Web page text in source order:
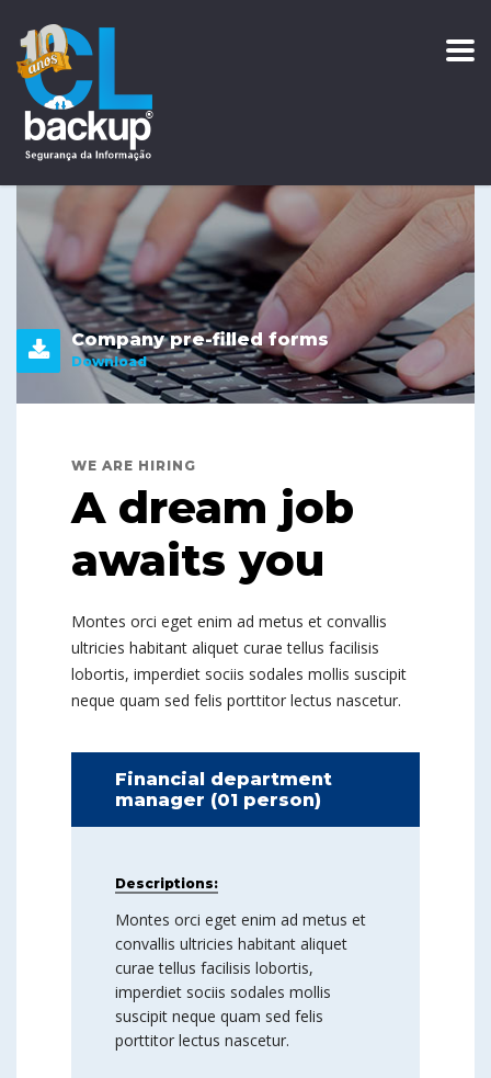
Company pre-filled forms
Download
WE ARE HIRING
A dream job
awaits you
Montes orci eget enim ad metus et convallis
ultricies habitant aliquet curae tellus facilisis
lobortis, imperdiet sociis sodales mollis suscipit
neque quam sed felis porttitor lectus nascetur.
Financial department
manager (01 person)
Descriptions:
Montes orci eget enim ad metus et
convallis ultricies habitant aliquet
curae tellus facilisis lobortis,
imperdiet sociis sodales mollis
suscipit neque quam sed felis
porttitor lectus nascetur.